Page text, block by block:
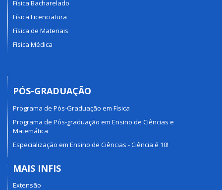
Física Bacharelado
Física Licenciatura
Física de Materiais
Física Médica
PÓS-GRADUAÇÃO
Programa de Pós-Graduação em Física
Programa de Pós-graduação em Ensino de Ciências e
Matemática
Especialização em Ensino de Ciências - Ciência é 10!
MAIS INFIS
Extensão